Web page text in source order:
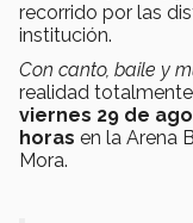
recorrido por las
institución.
Con canto, baile y
realidad
viernes 29 de
horas en la Arena
Mora.